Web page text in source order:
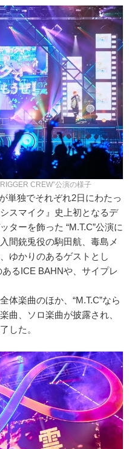
CREW”公演の様子
単独でそれぞれ2日にわたっ
スマイク』史上初となるデ
ターを飾った “M.T.C”公演に
間銃兎役の駒田航、毒島メ
ゆかりのあるゲストとし
るICE BAHNや、サイプレ
体楽曲のほか、“M.T.C”なら
曲、ソロ楽曲が披露され、
した。